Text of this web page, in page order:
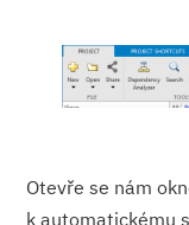
Otevře se nám
k automatickému